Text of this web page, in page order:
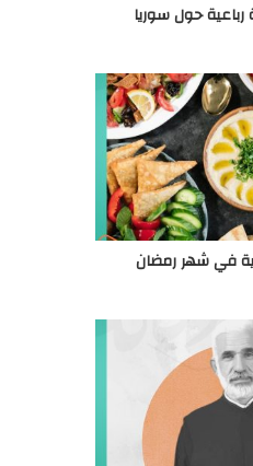
حول سوريا
في شهر رمضان